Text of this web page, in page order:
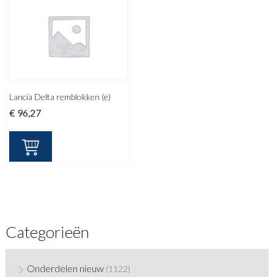
Lancia Delta remblokken (e)
€ 96,27
Categorieën
Onderdelen nieuw (1122)